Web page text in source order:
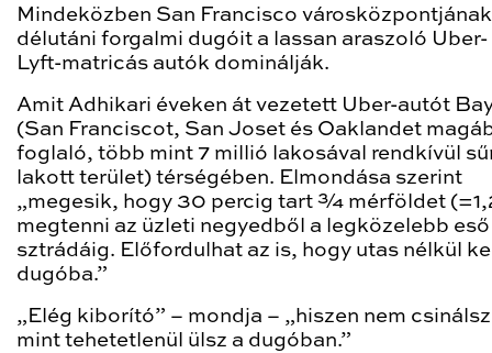
Mindeközben San Francisco városközpontjának
délutáni forgalmi dugóit a lassan araszoló Uber-
Lyft-matricás autók dominálják.
Amit Adhikari éveken át vezetett Uber-autót
(San Franciscot, San Joset és Oaklandet
foglaló, több mint 7 millió lakosával rendkívül
lakott terület) térségében. Elmondása szerint
„megesik, hogy 30 percig tart ¾ mérföldet
megtenni az üzleti negyedből a legközelebb eső
sztrádáig. Előfordulhat az is, hogy utas nélkül
dugóba.”
„Elég kiborító” – mondja – „hiszen nem
mint tehetetlenül ülsz a dugóban.”